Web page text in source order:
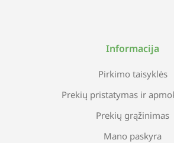
Informacija
Pirkimo taisyklės
Prekių pristatymas ir
Prekių grąžinimas
Mano paskyra